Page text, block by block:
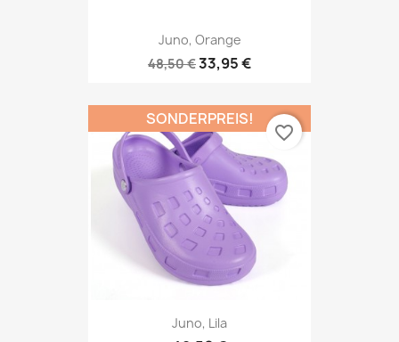
Juno, Orange
48,50 €33,95 €
Juno, Lila
SONDERPREIS!
favorite_border